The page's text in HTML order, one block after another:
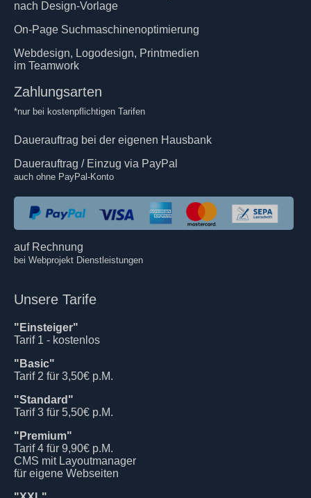
nach Design-Vorlage
On-Page Suchmaschinenoptimierung
Webdesign, Logodesign, Printmedien
im Teamwork
Zahlungsarten
*nur bei kostenpflichtigen Tarifen
Dauerauftrag bei der eigenen Hausbank
Dauerauftrag / Einzug via PayPal
auch ohne PayPal-Konto
auf Rechnung
bei Webprojekt Dienstleistungen
Unsere Tarife
"Einsteiger"
Tarif 1 - kostenlos
"Basic"
Tarif 2 für 3,50€ p.M.
"Standard"
Tarif 3 für 5,50€ p.M.
"Premium"
Tarif 4 für 9,90€ p.M.
CMS mit Layoutmanager
für eigene Webseiten